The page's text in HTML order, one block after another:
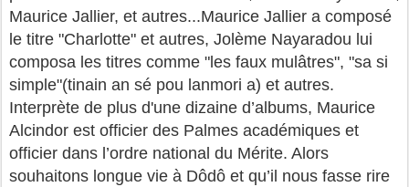
Maurice Jallier, et autres...Maurice Jallier a composé
le titre "Charlotte" et autres, Jolème Nayaradou lui
composa les titres comme "les faux mulâtres", "sa si
simple"(tinain an sé pou lanmori a) et autres.
Interprète de plus d'une dizaine d’albums, Maurice
Alcindor est officier des Palmes académiques et
officier dans l’ordre national du Mérite. Alors
souhaitons longue vie à Dôdô et qu’il nous fasse rire